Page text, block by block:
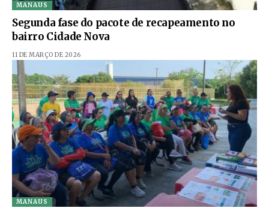
MANAUS
Segunda fase do pacote de recapeamento no
bairro Cidade Nova
11 DE MARÇO DE 2026
MANAUS